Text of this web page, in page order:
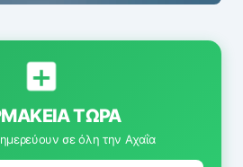
ΤΏΡΑ
σε όλη την Αχαΐα